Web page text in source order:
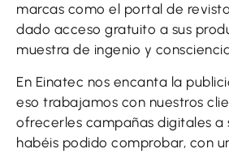
marcas como el portal de
dado acceso gratuito a sus
muestra de ingenio y
En Einatec nos encanta la
eso trabajamos con nuestros
ofrecerles campañas digitales a
habéis podido comprobar, con